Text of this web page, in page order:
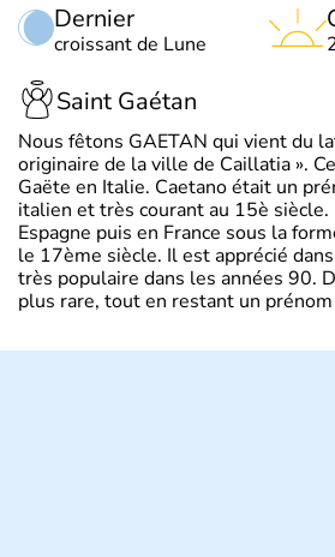
Dernier
croissant de Lune
Saint Gaétan
Nous fêtons GAETAN qui vient du
originaire de la ville de Caillatia ».
Gaëte en Italie. Caetano était un
italien et très courant au 15è
Espagne puis en France sous la
le 17ème siècle. Il est apprécié
très populaire dans les années 90.
plus rare, tout en restant un